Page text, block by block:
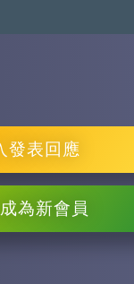
發表回應
成為新會員